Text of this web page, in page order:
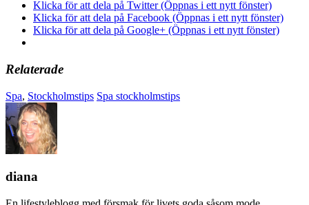
Klicka för att dela på Twitter (Öppnas i ett nytt fönster)
Klicka för att dela på Facebook (Öppnas i ett nytt fönster)
Klicka för att dela på Google+ (Öppnas i ett nytt fönster)
Relaterade
Spa, Stockholmstips Spa stockholmstips
diana